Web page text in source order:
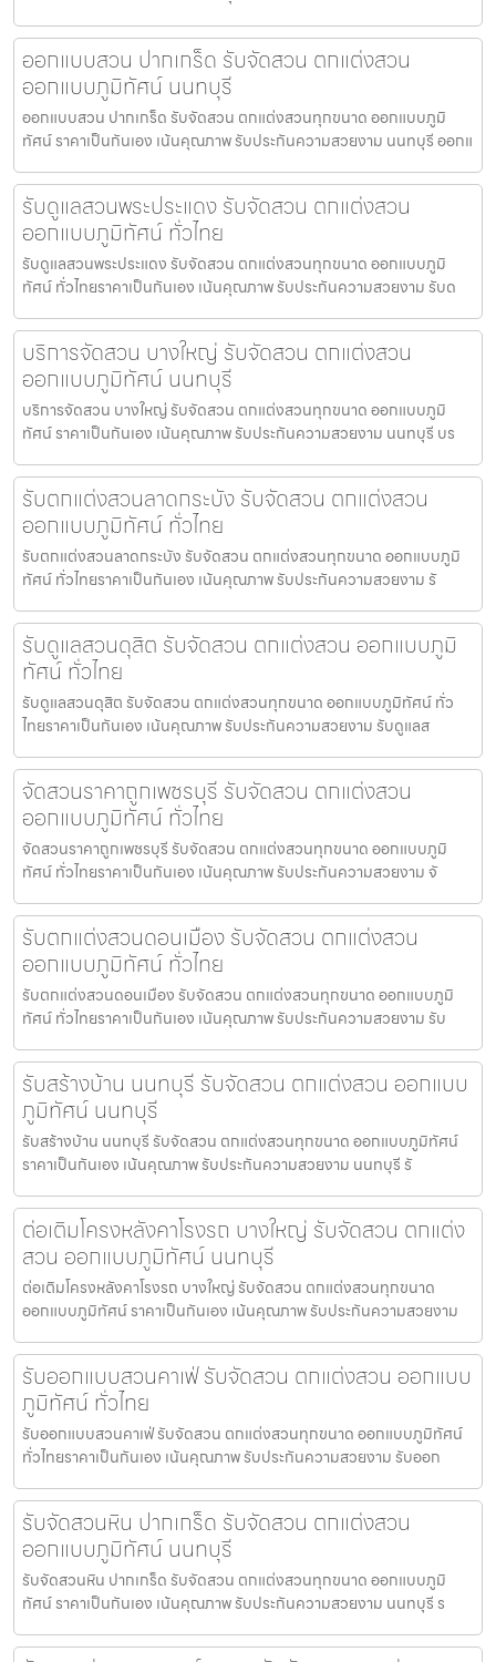
ออกแบบสวน ปากเกร็ด รับจัดสวน ตกแต่งสวน
ออกแบบภูมิทัศน์ นนทบุรี
ออกแบบสวน ปากเกร็ด รับจัดสวน ตกแต่งสวนทุกขนาด ออกแบบภูมิ
ทัศน์ ราคาเป็นกันเอง เน้นคุณภาพ รับประกันความสวยงาม นนทบุรี ออกแ
รับดูแลสวนพระประแดง รับจัดสวน ตกแต่งสวน
ออกแบบภูมิทัศน์ ทั่วไทย
รับดูแลสวนพระประแดง รับจัดสวน ตกแต่งสวนทุกขนาด ออกแบบภูมิ
ทัศน์ ทั่วไทยราคาเป็นกันเอง เน้นคุณภาพ รับประกันความสวยงาม รับด
บริการจัดสวน บางใหญ่ รับจัดสวน ตกแต่งสวน
ออกแบบภูมิทัศน์ นนทบุรี
บริการจัดสวน บางใหญ่ รับจัดสวน ตกแต่งสวนทุกขนาด ออกแบบภูมิ
ทัศน์ ราคาเป็นกันเอง เน้นคุณภาพ รับประกันความสวยงาม นนทบุรี บร
รับตกแต่งสวนลาดกระบัง รับจัดสวน ตกแต่งสวน
ออกแบบภูมิทัศน์ ทั่วไทย
รับตกแต่งสวนลาดกระบัง รับจัดสวน ตกแต่งสวนทุกขนาด ออกแบบภูมิ
ทัศน์ ทั่วไทยราคาเป็นกันเอง เน้นคุณภาพ รับประกันความสวยงาม รั
รับดูแลสวนดุสิต รับจัดสวน ตกแต่งสวน ออกแบบภูมิ
ทัศน์ ทั่วไทย
รับดูแลสวนดุสิต รับจัดสวน ตกแต่งสวนทุกขนาด ออกแบบภูมิทัศน์ ทั่ว
ไทยราคาเป็นกันเอง เน้นคุณภาพ รับประกันความสวยงาม รับดูแลส
จัดสวนราคาถูกเพชรบุรี รับจัดสวน ตกแต่งสวน
ออกแบบภูมิทัศน์ ทั่วไทย
จัดสวนราคาถูกเพชรบุรี รับจัดสวน ตกแต่งสวนทุกขนาด ออกแบบภูมิ
ทัศน์ ทั่วไทยราคาเป็นกันเอง เน้นคุณภาพ รับประกันความสวยงาม จั
รับตกแต่งสวนดอนเมือง รับจัดสวน ตกแต่งสวน
ออกแบบภูมิทัศน์ ทั่วไทย
รับตกแต่งสวนดอนเมือง รับจัดสวน ตกแต่งสวนทุกขนาด ออกแบบภูมิ
ทัศน์ ทั่วไทยราคาเป็นกันเอง เน้นคุณภาพ รับประกันความสวยงาม รับ
รับสร้างบ้าน นนทบุรี รับจัดสวน ตกแต่งสวน ออกแบบ
ภูมิทัศน์ นนทบุรี
รับสร้างบ้าน นนทบุรี รับจัดสวน ตกแต่งสวนทุกขนาด ออกแบบภูมิทัศน์
ราคาเป็นกันเอง เน้นคุณภาพ รับประกันความสวยงาม นนทบุรี รั
ต่อเติมโครงหลังคาโรงรถ บางใหญ่ รับจัดสวน ตกแต่ง
สวน ออกแบบภูมิทัศน์ นนทบุรี
ต่อเติมโครงหลังคาโรงรถ บางใหญ่ รับจัดสวน ตกแต่งสวนทุกขนาด
ออกแบบภูมิทัศน์ ราคาเป็นกันเอง เน้นคุณภาพ รับประกันความสวยงาม
รับออกแบบสวนคาเฟ่ รับจัดสวน ตกแต่งสวน ออกแบบ
ภูมิทัศน์ ทั่วไทย
รับออกแบบสวนคาเฟ่ รับจัดสวน ตกแต่งสวนทุกขนาด ออกแบบภูมิทัศน์
ทั่วไทยราคาเป็นกันเอง เน้นคุณภาพ รับประกันความสวยงาม รับออก
รับจัดสวนหิน ปากเกร็ด รับจัดสวน ตกแต่งสวน
ออกแบบภูมิทัศน์ นนทบุรี
รับจัดสวนหิน ปากเกร็ด รับจัดสวน ตกแต่งสวนทุกขนาด ออกแบบภูมิ
ทัศน์ ราคาเป็นกันเอง เน้นคุณภาพ รับประกันความสวยงาม นนทบุรี ร